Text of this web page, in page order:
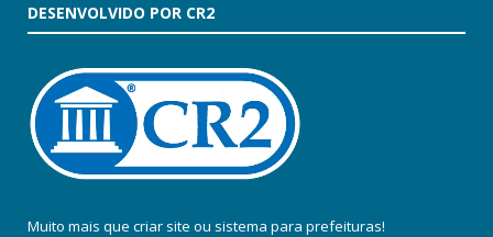
DESENVOLVIDO POR CR2
Muito mais que criar site ou sistema para prefeituras!